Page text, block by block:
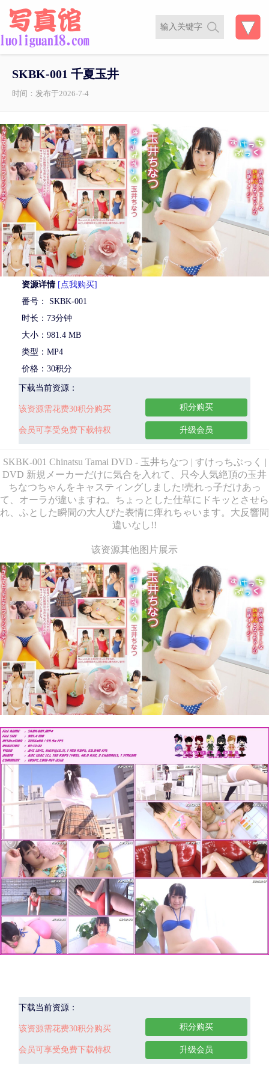
SKBK-001 千夏玉井
时间：发布于2026-7-4
资源详情 [点我购买]
番号： SKBK-001
时长：73分钟
大小：981.4 MB
类型：MP4
价格：30积分
下载当前资源：
该资源需花费30积分购买
会员可享受免费下载特权
积分购买
升级会员
SKBK-001 Chinatsu Tamai DVD - 玉井ちなつ | すけっちぶっく |
DVD 新規メーカーだけに気合を入れて、只今人気絶頂の玉井
ちなつちゃんをキャスティングしました!売れっ子だけあっ
て、オーラが違いますね。ちょっとした仕草にドキッとさせら
れ、ふとした瞬間の大人びた表情に痺れちゃいます。大反響間
違いなし!!
该资源其他图片展示
下载当前资源：
该资源需花费30积分购买
会员可享受免费下载特权
积分购买
升级会员